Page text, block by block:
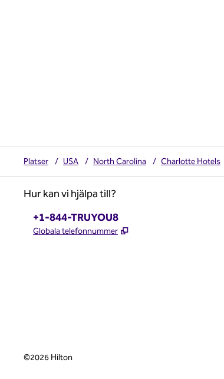
Platser / USA / North Carolina / Charlotte Hotels
Hur kan vi hjälpa till?
Telefon:
+1-844-TRUYOU8
Globala telefonnummer ,
©2026 Hilton